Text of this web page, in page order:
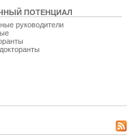
ПОТЕНЦИАЛ
руководители